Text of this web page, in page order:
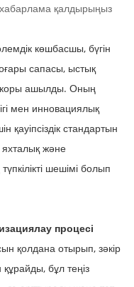
қалдырыңыз
көшбасшы, бүгін
сапасы, ыстық
ашылды. Оның
мен инновациялық
қауіпсіздік стандартын
және
шешімі болып
процесі
қолдана отырып, зәкір
бұл теңіз